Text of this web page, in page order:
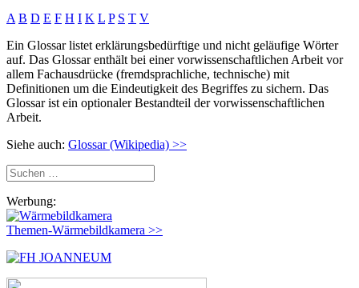
A B D E F H I K L P S T V
Ein Glossar listet erklärungsbedürftige und nicht geläufige Wörter
auf. Das Glossar enthält bei einer vorwissenschaftlichen Arbeit vor
allem Fachausdrücke (fremdsprachliche, technische) mit
Definitionen um die Eindeutigkeit des Begriffes zu sichern. Das
Glossar ist ein optionaler Bestandteil der vorwissenschaftlichen
Arbeit.
Siehe auch: Glossar (Wikipedia) >>
Suchen
nach:
Werbung:
Themen-Wärmebildkamera >>